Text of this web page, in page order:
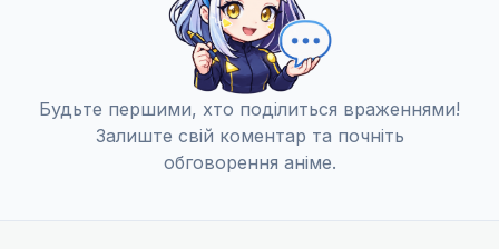
Будьте першими, хто поділиться враженнями!
Залиште свій коментар та почніть
обговорення аніме.